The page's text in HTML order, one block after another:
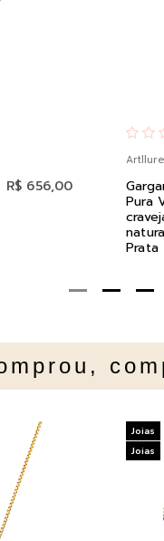
R$ 656,00
Artllure
Pura
Prata
Joias
Joias